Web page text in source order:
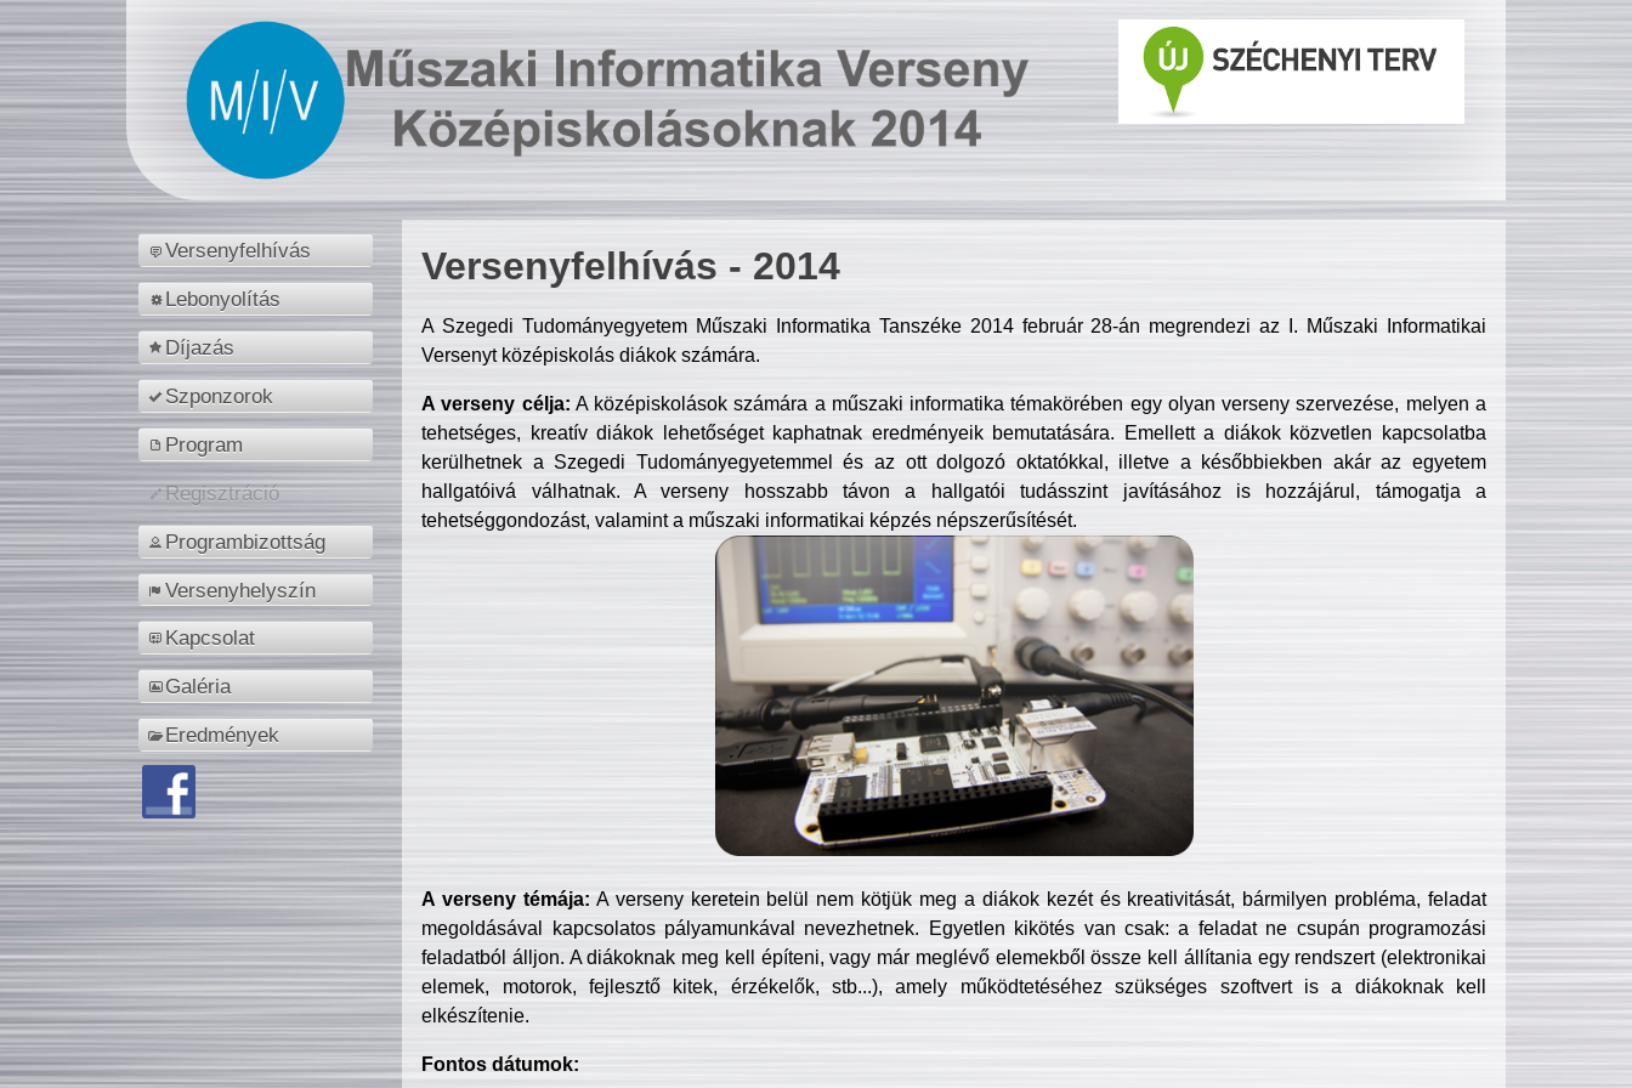
Versenyfelhívás
Lebonyolítás
Díjazás
Szponzorok
Program
Regisztráció
Programbizottság
Versenyhelyszín
Kapcsolat
Galéria
Eredmények
Versenyfelhívás - 2014
A Szegedi Tudományegyetem Műszaki Informatika Tanszéke 2014 február 28-án megrendezi az I. Műszaki Informatikai
Versenyt középiskolás diákok számára.
A verseny célja: A középiskolások számára a műszaki informatika témakörében egy olyan verseny szervezése, melyen a
tehetséges, kreatív diákok lehetőséget kaphatnak eredményeik bemutatására. Emellett a diákok közvetlen kapcsolatba
kerülhetnek a Szegedi Tudományegyetemmel és az ott dolgozó oktatókkal, illetve a későbbiekben akár az egyetem
hallgatóivá válhatnak. A verseny hosszabb távon a hallgatói tudásszint javításához is hozzájárul, támogatja a
tehetséggondozást, valamint a műszaki informatikai képzés népszerűsítését.
A verseny témája: A verseny keretein belül nem kötjük meg a diákok kezét és kreativitását, bármilyen probléma, feladat
megoldásával kapcsolatos pályamunkával nevezhetnek. Egyetlen kikötés van csak: a feladat ne csupán programozási
feladatból álljon. A diákoknak meg kell építeni, vagy már meglévő elemekből össze kell állítania egy rendszert (elektronikai
elemek, motorok, fejlesztő kitek, érzékelők, stb...), amely működtetéséhez szükséges szoftvert is a diákoknak kell
elkészítenie.
Fontos dátumok: